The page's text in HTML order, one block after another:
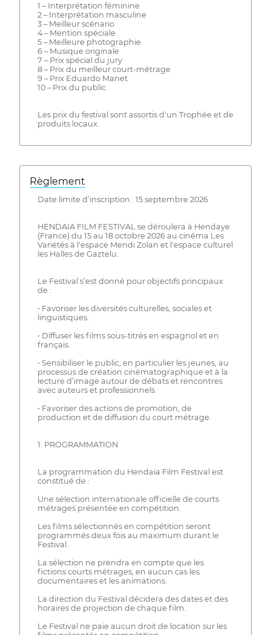
1 – Interprétation féminine
2 – Interprétation masculine
3 – Meilleur scénario
4 – Mention spéciale
5 – Meilleure photographie
6 – Musique originale
7 – Prix spécial du jury
8 – Prix du meilleur court-métrage
9 – Prix Eduardo Manet
10 – Prix du public
Les prix du festival sont assortis d'un Trophée et de
produits locaux.
Règlement
Date limite d’inscription : 15 septembre 2026
HENDAIA FILM FESTIVAL se déroulera à Hendaye
(France) du 15 au 18 octobre 2026 au cinéma Les
Variétés à l'espace Mendi Zolan et l'espace culturel
les Halles de Gaztelu.
Le Festival s’est donné pour objectifs principaux
de :
• Favoriser les diversités culturelles, sociales et
linguistiques.
• Diffuser les films sous-titrés en espagnol et en
français.
• Sensibiliser le public, en particulier les jeunes, au
processus de création cinématographique et à la
lecture d’image autour de débats et rencontres
avec auteurs et professionnels.
• Favoriser des actions de promotion, de
production et de diffusion du court métrage.
1. PROGRAMMATION
La programmation du Hendaia Film Festival est
constitué de :
Une sélection internationale officielle de courts
métrages présentée en compétition.
Les films sélectionnés en compétition seront
programmés deux fois au maximum durant le
Festival.
La sélection ne prendra en compte que les
fictions courts métrages, en aucun cas les
documentaires et les animations.
La direction du Festival décidera des dates et des
horaires de projection de chaque film.
Le Festival ne paie aucun droit de location sur les